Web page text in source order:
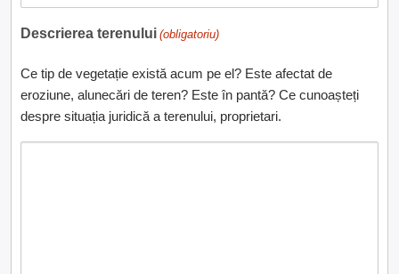
Descrierea terenului (obligatoriu)
Ce tip de vegetație există acum pe el? Este afectat de
eroziune, alunecări de teren? Este în pantă? Ce cunoașteți
despre situația juridică a terenului, proprietari.